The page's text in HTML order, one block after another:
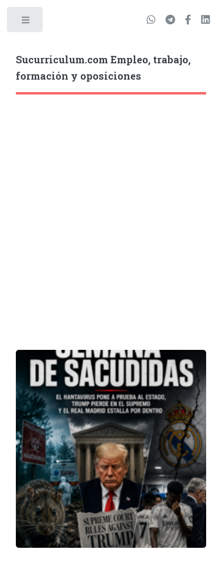
Sucurriculum.com Empleo, trabajo,
formación y oposiciones